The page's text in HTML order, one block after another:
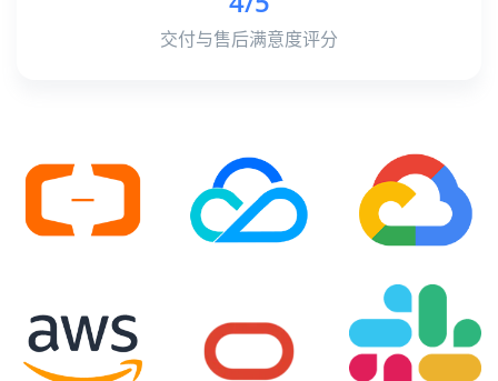
交付与售后满意度评分